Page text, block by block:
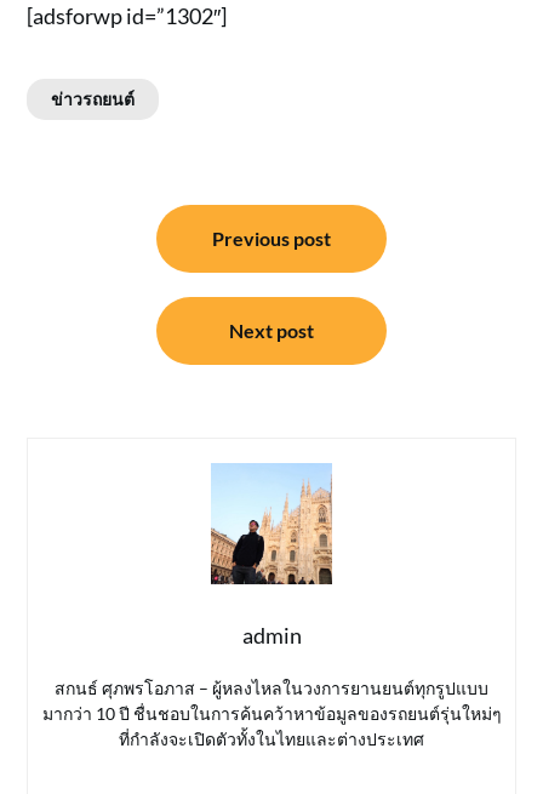
[adsforwp id=”1302″]
ข่าวรถยนต์
Previous post
Next post
admin
สกนธ์ ศุภพรโอภาส – ผู้หลงไหลในวงการยานยนต์ทุกรูปแบบ
มากว่า 10 ปี ชื่นชอบในการค้นคว้าหาข้อมูลของรถยนต์รุ่นใหม่ๆ
ที่กำลังจะเปิดตัวทั้งในไทยและต่างประเทศ